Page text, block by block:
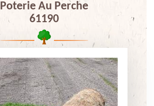
Poterie Au Perche
61190